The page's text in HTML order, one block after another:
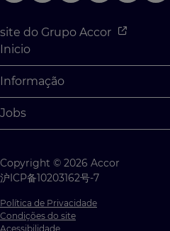
site do Grupo Accor
Inicio
Estágios e aprendizs
Oportunidades para graduados
Informação
Gerenciamento de Cookies
Fale Conosco
Jobs
Copyright © 2026 Accor
沪ICP备10203162号-7
Política de Privacidade
Condições do site
Acessibilidade